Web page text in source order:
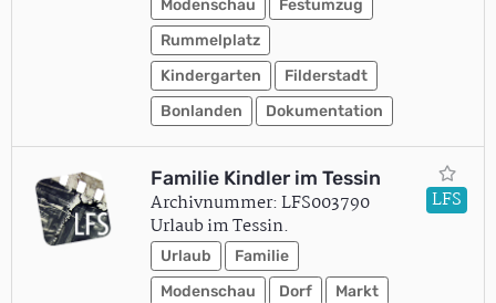
Modenschau
Festumzug
Rummelplatz
Kindergarten
Filderstadt
Bonlanden
Dokumentation
Familie Kindler im Tessin
Archivnummer: LFS003790
Urlaub im Tessin.
Urlaub
Familie
Modenschau
Dorf
Markt
LFS